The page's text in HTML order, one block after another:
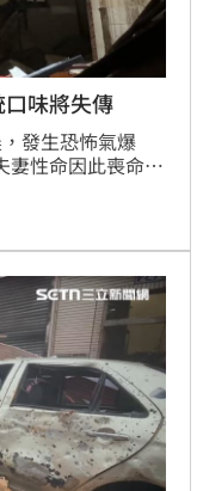
味將失傳
發生恐怖氣爆
妻性命因此喪命；
創業，在高翠路